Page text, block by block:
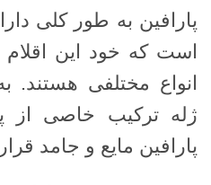
پارافین به طور کلی
است که خود این
انواع مختلفی هستند.
ژله ترکیب خاصی از
پارافین مایع و جامد